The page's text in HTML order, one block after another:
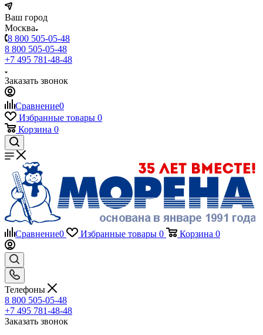
Ваш город
Москва
8 800 505-05-48
8 800 505-05-48
+7 495 781-48-48
Заказать звонок
Сравнение0
Избранные товары 0
Корзина 0
Сравнение0 Избранные товары 0 Корзина 0
Телефоны
8 800 505-05-48
+7 495 781-48-48
Заказать звонок